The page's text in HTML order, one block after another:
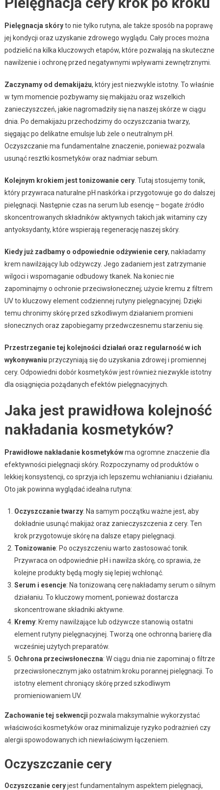
Pielęgnacja skóryto nie tylko rutyna, ale także sposób na poprawę
jej kondycji oraz uzyskanie zdrowego wyglądu. Cały proces można
podzielić na kilka kluczowych etapów, które pozwalają na skuteczne
nawilżenie i ochronę przed negatywnymi wpływami zewnętrznymi.
Zaczynamy od demakijażu, który jest niezwykle istotny. To właśnie
w tym momencie pozbywamy się makijażu oraz wszelkich
zanieczyszczeń, jakie nagromadziły się na naszej skórze w ciągu
dnia. Po demakijażu przechodzimy do oczyszczania twarzy,
sięgając po delikatne emulsje lub żele o neutralnym pH.
Oczyszczanie ma fundamentalne znaczenie, ponieważ pozwala
usunąć resztki kosmetyków oraz nadmiar sebum.
Kolejnym krokiem jest tonizowanie cery. Tutaj stosujemy tonik,
który przywraca naturalne pH naskórka i przygotowuje go do dalszej
pielęgnacji. Następnie czas na serum lub esencję – bogate źródło
skoncentrowanych składników aktywnych takich jak witaminy czy
antyoksydanty, które wspierają regenerację naszej skóry.
Kiedy już zadbamy o odpowiednie odżywienie cery, nakładamy
krem nawilżający lub odżywczy. Jego zadaniem jest zatrzymanie
wilgoci i wspomaganie odbudowy tkanek. Na koniec nie
zapominajmy o ochronie przeciwsłonecznej; użycie kremu z filtrem
UV to kluczowy element codziennej rutyny pielęgnacyjnej. Dzięki
temu chronimy skórę przed szkodliwym działaniem promieni
słonecznych oraz zapobiegamy przedwczesnemu starzeniu się.
Przestrzeganie tej kolejności działań oraz regularność w ich
wykonywaniu przyczyniają się do uzyskania zdrowej i promiennej
cery. Odpowiedni dobór kosmetyków jest również niezwykle istotny
dla osiągnięcia pożądanych efektów pielęgnacyjnych.
Jaka jest prawidłowa kolejność
nakładania kosmetyków?
Prawidłowe nakładanie kosmetykówma ogromne znaczenie dla
efektywności pielęgnacji skóry. Rozpoczynamy od produktów o
lekkiej konsystencji, co sprzyja ich lepszemu wchłanianiu i działaniu.
Oto jak powinna wyglądać idealna rutyna:
Oczyszczanie twarzy: Na samym początku ważne jest, aby
dokładnie usunąć makijaż oraz zanieczyszczenia z cery. Ten
krok przygotowuje skórę na dalsze etapy pielęgnacji.
Tonizowanie: Po oczyszczeniu warto zastosować tonik.
Przywraca on odpowiednie pH i nawilża skórę, co sprawia, że
kolejne produkty będą mogły się lepiej wchłonąć.
Serum i esencje: Na tonizowaną cerę nakładamy serum o silnym
działaniu. To kluczowy moment, ponieważ dostarcza
skoncentrowane składniki aktywne.
Kremy: Kremy nawilżające lub odżywcze stanowią ostatni
element rutyny pielęgnacyjnej. Tworzą one ochronną barierę dla
wcześniej użytych preparatów.
Ochrona przeciwsłoneczna: W ciągu dnia nie zapominaj o filtrze
przeciwsłonecznym jako ostatnim kroku porannej pielęgnacji. To
istotny element chroniący skórę przed szkodliwym
promieniowaniem UV.
Zachowanie tej sekwencji pozwala maksymalnie wykorzystać
właściwości kosmetyków oraz minimalizuje ryzyko podrażnień czy
alergii spowodowanych ich niewłaściwym łączeniem.
Oczyszczanie cery
Oczyszczanie ceryjest fundamentalnym aspektem pielęgnacji,